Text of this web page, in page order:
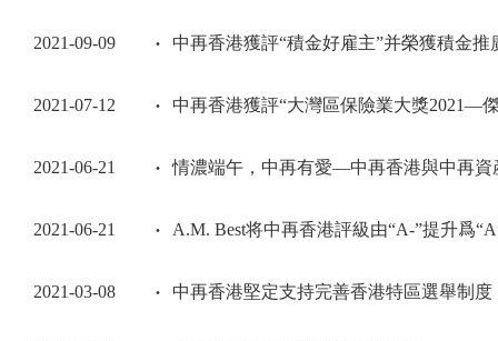
2021-09-09 中再香港獲評“積金好雇主”并榮獲積金推
2021-07-12 中再香港獲評“大灣區保險業大獎2021—
2021-06-21 情濃端午，中再有愛—中再香港與中再資
2021-06-21 A.M. Best将中再香港評級由“A-”提升爲
2021-03-08 中再香港堅定支持完善香港特區選舉制度